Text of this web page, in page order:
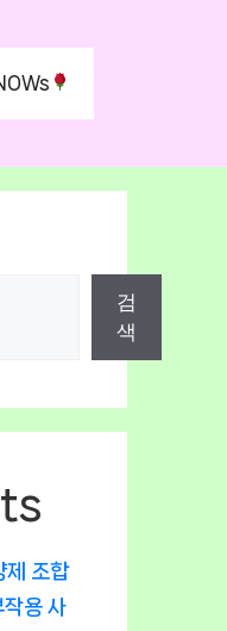
검
색
제 조합
작용 사